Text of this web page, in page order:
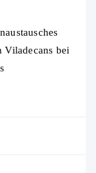
Viladecans bei